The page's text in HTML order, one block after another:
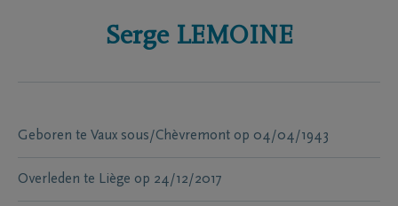
Serge LEMOINE
Geboren te Vaux sous/Chèvremont op 04/04/1943
Overleden te Liège op 24/12/2017